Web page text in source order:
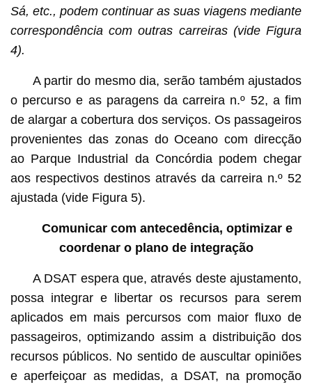
Sá, etc., podem continuar as suas viagens mediante
correspondência com outras carreiras (vide Figura
4).
A partir do mesmo dia, serão também ajustados
o percurso e as paragens da carreira n.º 52, a fim
de alargar a cobertura dos serviços. Os passageiros
provenientes das zonas do Oceano com direcção
ao Parque Industrial da Concórdia podem chegar
aos respectivos destinos através da carreira n.º 52
ajustada (vide Figura 5).
Comunicar com antecedência, optimizar e
coordenar o plano de integração
A DSAT espera que, através deste ajustamento,
possa integrar e libertar os recursos para serem
aplicados em mais percursos com maior fluxo de
passageiros, optimizando assim a distribuição dos
recursos públicos. No sentido de auscultar opiniões
e aperfeiçoar as medidas, a DSAT, na promoção